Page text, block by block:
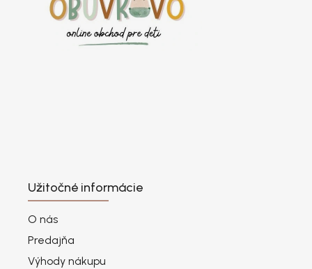
Užitočné informácie
O nás
Predajňa
Výhody nákupu